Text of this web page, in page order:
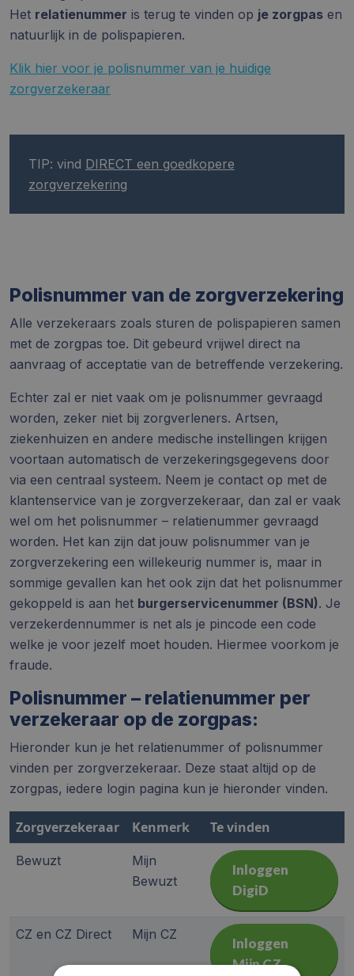
Het relatienummer is terug te vinden op je zorgpas en
natuurlijk in de polispapieren.
Klik hier voor je polisnummer van je huidige
zorgverzekeraar
TIP: vind DIRECT een goedkopere
zorgverzekering
Polisnummer van de zorgverzekering
Alle verzekeraars zoals sturen de polispapieren samen
met de zorgpas toe. Dit gebeurd vrijwel direct na
aanvraag of acceptatie van de betreffende verzekering.
Echter zal er niet vaak om je polisnummer gevraagd
worden, zeker niet bij zorgverleners. Artsen,
ziekenhuizen en andere medische instellingen krijgen
voortaan automatisch de verzekeringsgegevens door
via een centraal systeem. Neem je contact op met de
klantenservice van je zorgverzekeraar, dan zal er vaak
wel om het polisnummer – relatienummer gevraagd
worden. Het kan zijn dat jouw polisnummer van je
zorgverzekering een willekeurig nummer is, maar in
sommige gevallen kan het ook zijn dat het polisnummer
gekoppeld is aan het burgerservicenummer (BSN). Je
verzekerdennummer is net als je pincode een code
welke je voor jezelf moet houden. Hiermee voorkom je
fraude.
Polisnummer – relatienummer per
verzekeraar op de zorgpas:
Hieronder kun je het relatienummer of polisnummer
vinden per zorgverzekeraar. Deze staat altijd op de
zorgpas, iedere login pagina kun je hieronder vinden.
Zorgverzekeraar Kenmerk Te vinden
Bewuzt
Mijn
Bewuzt
Inloggen
DigiD
CZ en CZ Direct Mijn CZ
Inloggen
Mijn CZ